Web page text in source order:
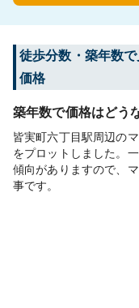
徒歩分数・築年数
価格
築年数で価格はどう
皆実町六丁目駅周辺の
をプロットしました。
傾向がありますので、
事です。